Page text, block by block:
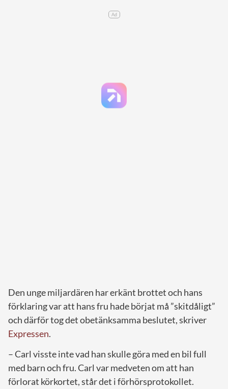
Ad
Den unge miljardären har erkänt brottet och hans
förklaring var att hans fru hade börjat må ”skitdåligt”
och därför tog det obetänksamma beslutet, skriver
Expressen.
– Carl visste inte vad han skulle göra med en bil full
med barn och fru. Carl var medveten om att han
förlorat körkortet, står det i förhörsprotokollet.